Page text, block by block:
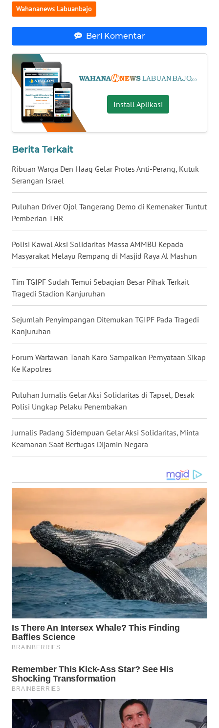
Wahananews Labuanbajo
Beri Komentar
Install Aplikasi
Berita Terkait
Ribuan Warga Den Haag Gelar Protes Anti-Perang, Kutuk
Serangan Israel
Puluhan Driver Ojol Tangerang Demo di Kemenaker Tuntut
Pemberian THR
Polisi Kawal Aksi Solidaritas Massa AMMBU Kepada
Masyarakat Melayu Rempang di Masjid Raya Al Mashun
Tim TGIPF Sudah Temui Sebagian Besar Pihak Terkait
Tragedi Stadion Kanjuruhan
Sejumlah Penyimpangan Ditemukan TGIPF Pada Tragedi
Kanjuruhan
Forum Wartawan Tanah Karo Sampaikan Pernyataan Sikap
Ke Kapolres
Puluhan Jurnalis Gelar Aksi Solidaritas di Tapsel, Desak
Polisi Ungkap Pelaku Penembakan
Jurnalis Padang Sidempuan Gelar Aksi Solidaritas, Minta
Keamanan Saat Bertugas Dijamin Negara
WN
WN
NUSANTARA
WN
JOGJA
WN
JATIM
WN
BALI
WN
KALBAR
WN
KALTENG
WN
KALSEL
KALTIM
SULSEL
GORONTALO
WN
WN
MALUT
WN
DAIRI
WN
DANAU
TOBA
WN
WN
LANGKAT
WN